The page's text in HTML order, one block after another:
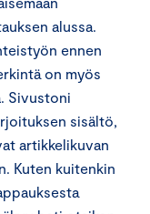
alussa.
ennen
on myös
Sivustoni
sisältö,
artikkelikuvan
Kuten kuitenkin